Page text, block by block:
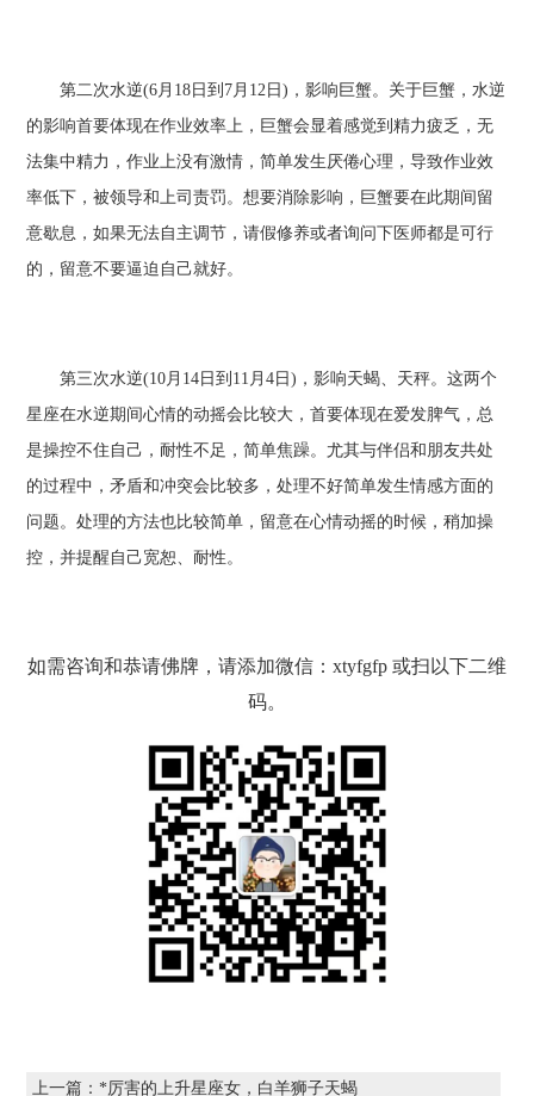
第二次水逆(6月18日到7月12日)，影响巨蟹。关于巨蟹，水逆
的影响首要体现在作业效率上，巨蟹会显着感觉到精力疲乏，无
法集中精力，作业上没有激情，简单发生厌倦心理，导致作业效
率低下，被领导和上司责罚。想要消除影响，巨蟹要在此期间留
意歇息，如果无法自主调节，请假修养或者询问下医师都是可行
的，留意不要逼迫自己就好。
第三次水逆(10月14日到11月4日)，影响天蝎、天秤。这两个
星座在水逆期间心情的动摇会比较大，首要体现在爱发脾气，总
是操控不住自己，耐性不足，简单焦躁。尤其与伴侣和朋友共处
的过程中，矛盾和冲突会比较多，处理不好简单发生情感方面的
问题。处理的方法也比较简单，留意在心情动摇的时候，稍加操
控，并提醒自己宽恕、耐性。
如需咨询和恭请佛牌，请添加微信：xtyfgfp 或扫以下二维
码。
上一篇： *厉害的上升星座女，白羊狮子天蝎